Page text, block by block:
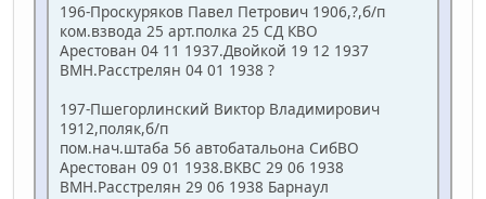
196-Проскуряков Павел Петрович 1906,?,б/п
ком.взвода 25 арт.полка 25 СД КВО
Арестован 04 11 1937.Двойкой 19 12 1937
ВМН.Расстрелян 04 01 1938 ?
197-Пшегорлинский Виктор Владимирович
1912,поляк,б/п
пом.нач.штаба 56 автобатальона СибВО
Арестован 09 01 1938.ВКВС 29 06 1938
ВМН.Расстрелян 29 06 1938 Барнаул